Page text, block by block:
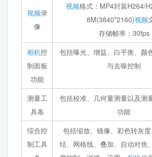
视频录
像
视频格式：MP4封装H264/
8M(3840*2160)视频
存储帧率：30fps
相机控
制面板
功能
包括曝光、增益、白平衡、颜
与去噪控制
测量工
具条
包括校准、几何量测量以及测
功能
综合控
制工具
包括缩放、镜像、彩色转灰
结、网格线、叠加、自动对焦